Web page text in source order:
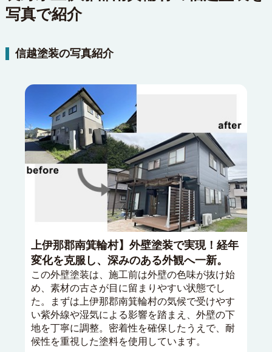
写真で紹介
信越塗装の写真紹介
上伊那郡南箕輪村】外壁塗装で実現！経年
変化を克服し、深みのある外観へ一新。
この外壁塗装は、施工前は外壁の色味が抜け始
め、素材の古さが目に留まりやすい状態でし
た。まずは上伊那郡南箕輪村の気候で受けやす
い紫外線や湿気による影響を踏まえ、外壁の下
地を丁寧に調整。密着性を確保したうえで、耐
候性を重視した塗料を使用しています。